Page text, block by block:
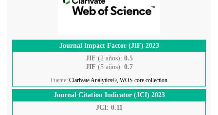
Journal Impact Factor (JIF) 2023
JIF (2 años): 0.5
JIF (5 años): 0.7
Fuente: Clarivate Analytics©, WOS core collection
Journal Citation Indicator (JCI) 2023
JCI: 0.11